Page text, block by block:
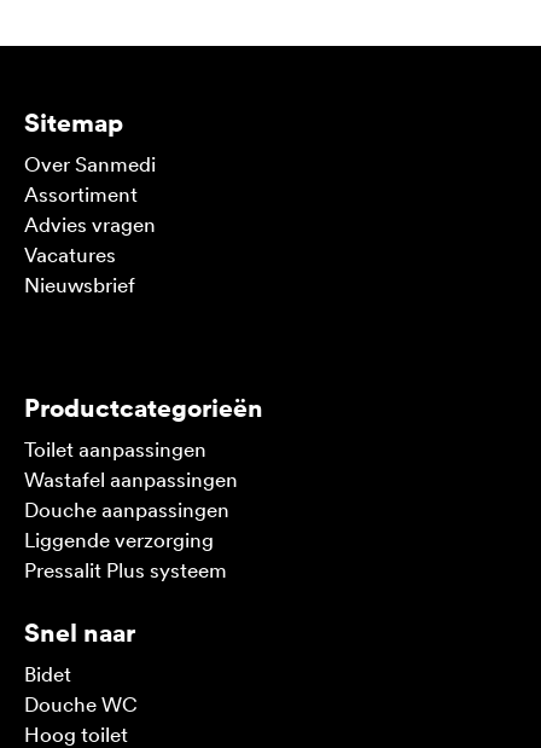
Sitemap
Over Sanmedi
Assortiment
Advies vragen
Vacatures
Nieuwsbrief
Productcategorieën
Toilet aanpassingen
Wastafel aanpassingen
Douche aanpassingen
Liggende verzorging
Pressalit Plus systeem
Snel naar
Bidet
Douche WC
Hoog toilet